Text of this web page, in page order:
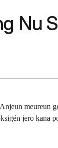
Nu
meureun
jero kana